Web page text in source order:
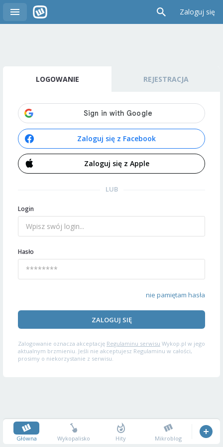
Zaloguj się
LOGOWANIE REJESTRACJA
Zaloguj się z Facebook
Zaloguj się z Apple
LUB
Login
Hasło
nie pamiętam hasła
ZALOGUJ SIĘ
Zalogowanie oznacza akceptację Regulaminu serwisu Wykop.pl w jego
aktualnym brzmieniu. Jeśli nie akceptujesz Regulaminu w całości,
prosimy o niekorzystanie z serwisu.
Główna Wykopalisko Hity Mikroblog